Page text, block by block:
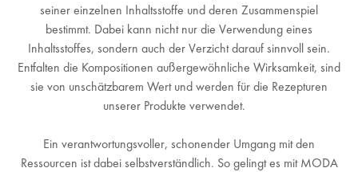
seiner einzelnen Inhaltsstoffe und deren Zusammenspiel
bestimmt. Dabei kann nicht nur die Verwendung eines
Inhaltsstoffes, sondern auch der Verzicht darauf sinnvoll sein.
Entfalten die Kompositionen außergewöhnliche Wirksamkeit, sind
sie von unschätzbarem Wert und werden für die Rezepturen
unserer Produkte verwendet.
Ein verantwortungsvoller, schonender Umgang mit den
Ressourcen ist dabei selbstverständlich. So gelingt es mit MODA